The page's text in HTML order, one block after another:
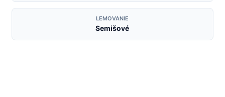
LEMOVANIE
Semišové